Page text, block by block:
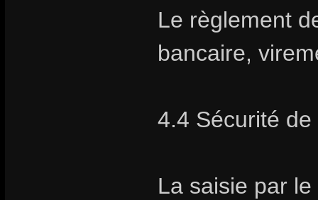
Le règlement
bancaire,
4.4 Sécurité
La saisie par